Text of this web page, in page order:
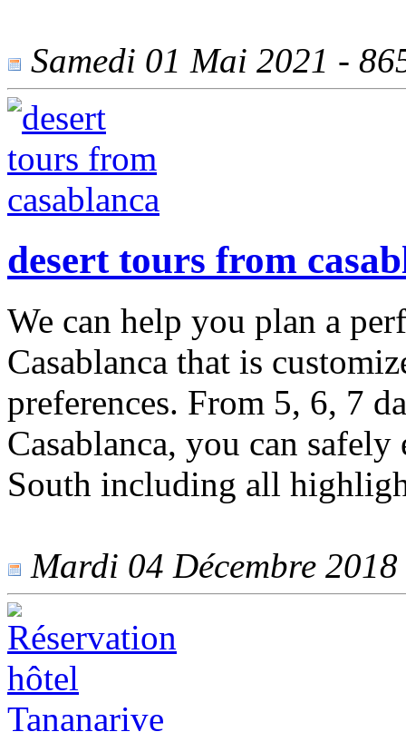
Samedi 01 Mai 2021 -
desert tours from
We can help you plan a
Casablanca that is
preferences. From 5, 6, 7
Casablanca, you can
South including all
Mardi 04 Décembre